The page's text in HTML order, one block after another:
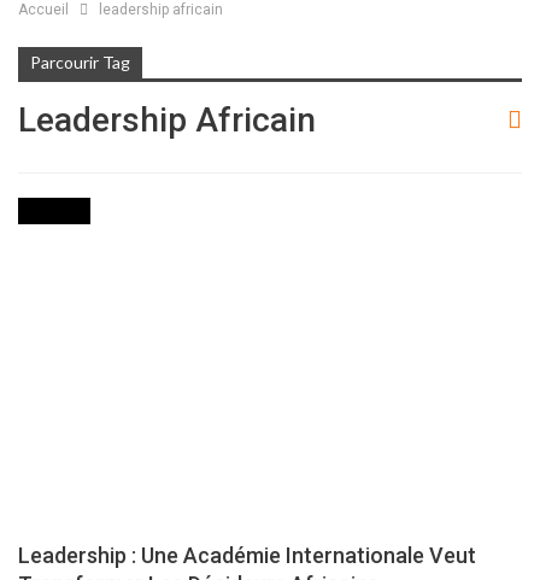
Accueil leadership africain
Parcourir Tag
Leadership Africain
Leadership : Une Académie Internationale Veut